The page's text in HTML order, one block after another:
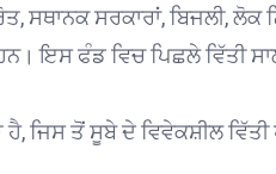
ਸਰਕਾਰਾਂ, ਬਿਜਲੀ, ਲੋਕ
ਇਸ ਫੰਡ ਵਿਚ ਪਿਛਲੇ ਵਿੱਤੀ
ਤੋਂ ਸੂਬੇ ਦੇ ਵਿਵੇਕਸ਼ੀਲ